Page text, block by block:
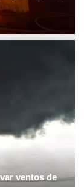
ventos de